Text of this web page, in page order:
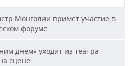
Монголии примет участие в
форуме
днем» уходит из театра
сцене